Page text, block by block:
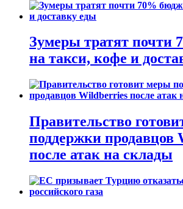
Зумеры тратят почти
на такси, кофе и
Правительство
поддержки продавцов
после атак на склады